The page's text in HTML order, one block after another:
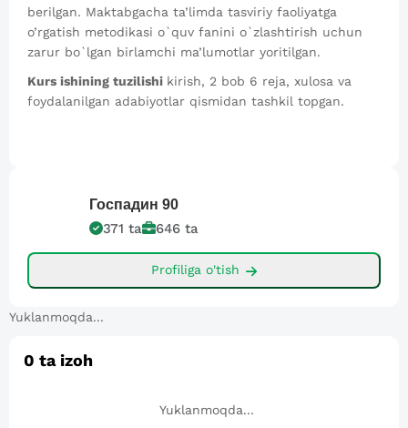
berilgan. Maktabgacha ta’limda tasviriy faoliyatga
o’rgatish metodikasi o`quv fanini o`zlashtirish uchun
zarur bo`lgan birlamchi ma’lumotlar yoritilgan.
Kurs ishining tuzilishi kirish, 2 bob 6 reja, xulosa va
foydalanilgan adabiyotlar qismidan tashkil topgan.
Госпадин 90
371 ta 646 ta
Profiliga o'tish
Yuklanmoqda...
0 ta izoh
Yuklanmoqda...